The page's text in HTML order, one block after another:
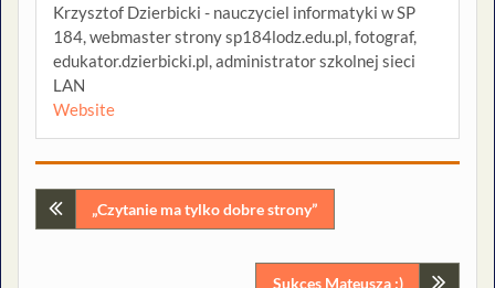
Krzysztof Dzierbicki - nauczyciel informatyki w SP
184, webmaster strony sp184lodz.edu.pl, fotograf,
edukator.dzierbicki.pl, administrator szkolnej sieci
LAN
Website
Nawigacja
„Czytanie ma tylko dobre strony”
Sukces Mateusza :)